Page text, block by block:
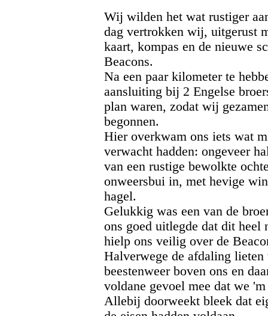
Wij wilden het wat rustiger
dag vertrokken wij, uitgerust
kaart, kompas en de nieuwe
Beacons.
Na een paar kilometer te
aansluiting bij 2 Engelse
plan waren, zodat wij
begonnen.
Hier overkwam ons iets wat
verwacht hadden: ongeveer
van een rustige bewolkte
onweersbui in, met hevige
hagel.
Gelukkig was een van de
ons goed uitlegde dat dit
hielp ons veilig over de
Halverwege de afdaling
beestenweer boven ons en
voldane gevoel mee dat we
Allebij doorweekt bleek dat